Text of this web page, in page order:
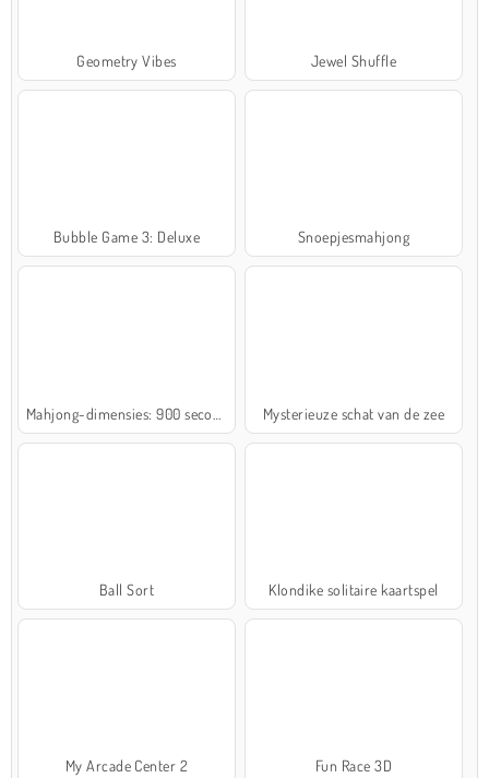
Geometry Vibes Jewel Shuffle
Bubble Game 3: Deluxe Snoepjesmahjong
Mysterieuze schat van de zee
Ball Sort Klondike solitaire kaartspel
My Arcade Center 2 Fun Race 3D